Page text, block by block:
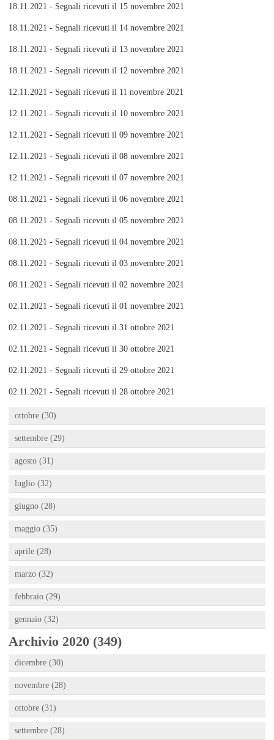
18.11.2021 - Segnali ricevuti il 15 novembre 2021
18.11.2021 - Segnali ricevuti il 14 novembre 2021
18.11.2021 - Segnali ricevuti il 13 novembre 2021
18.11.2021 - Segnali ricevuti il 12 novembre 2021
12.11.2021 - Segnali ricevuti il 11 novembre 2021
12.11.2021 - Segnali ricevuti il 10 novembre 2021
12.11.2021 - Segnali ricevuti il 09 novembre 2021
12.11.2021 - Segnali ricevuti il 08 novembre 2021
12.11.2021 - Segnali ricevuti il 07 novembre 2021
08.11.2021 - Segnali ricevuti il 06 novembre 2021
08.11.2021 - Segnali ricevuti il 05 novembre 2021
08.11.2021 - Segnali ricevuti il 04 novembre 2021
08.11.2021 - Segnali ricevuti il 03 novembre 2021
08.11.2021 - Segnali ricevuti il 02 novembre 2021
02.11.2021 - Segnali ricevuti il 01 novembre 2021
02.11.2021 - Segnali ricevuti il 31 ottobre 2021
02.11.2021 - Segnali ricevuti il 30 ottobre 2021
02.11.2021 - Segnali ricevuti il 29 ottobre 2021
02.11.2021 - Segnali ricevuti il 28 ottobre 2021
ottobre (30)
settembre (29)
agosto (31)
luglio (32)
giugno (28)
maggio (35)
aprile (28)
marzo (32)
febbraio (29)
gennaio (32)
Archivio 2020 (349)
dicembre (30)
novembre (28)
ottobre (31)
settembre (28)